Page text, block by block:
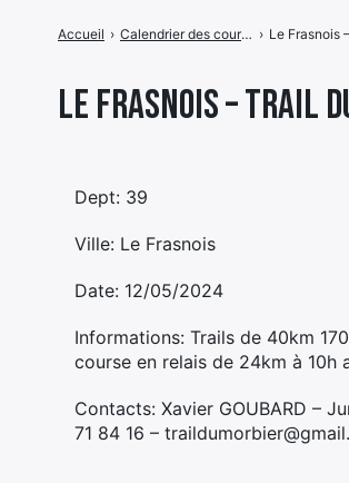
Le Frasnois – TRAIL
Accueil › Calendrier des courses › Le Frasnois
Dept: 39
Ville: Le Frasnois
Date: 12/05/2024
Informations: Trails de 40km
course en relais de 24km à 10h
Contacts: Xavier GOUBARD –
71 84 16 –